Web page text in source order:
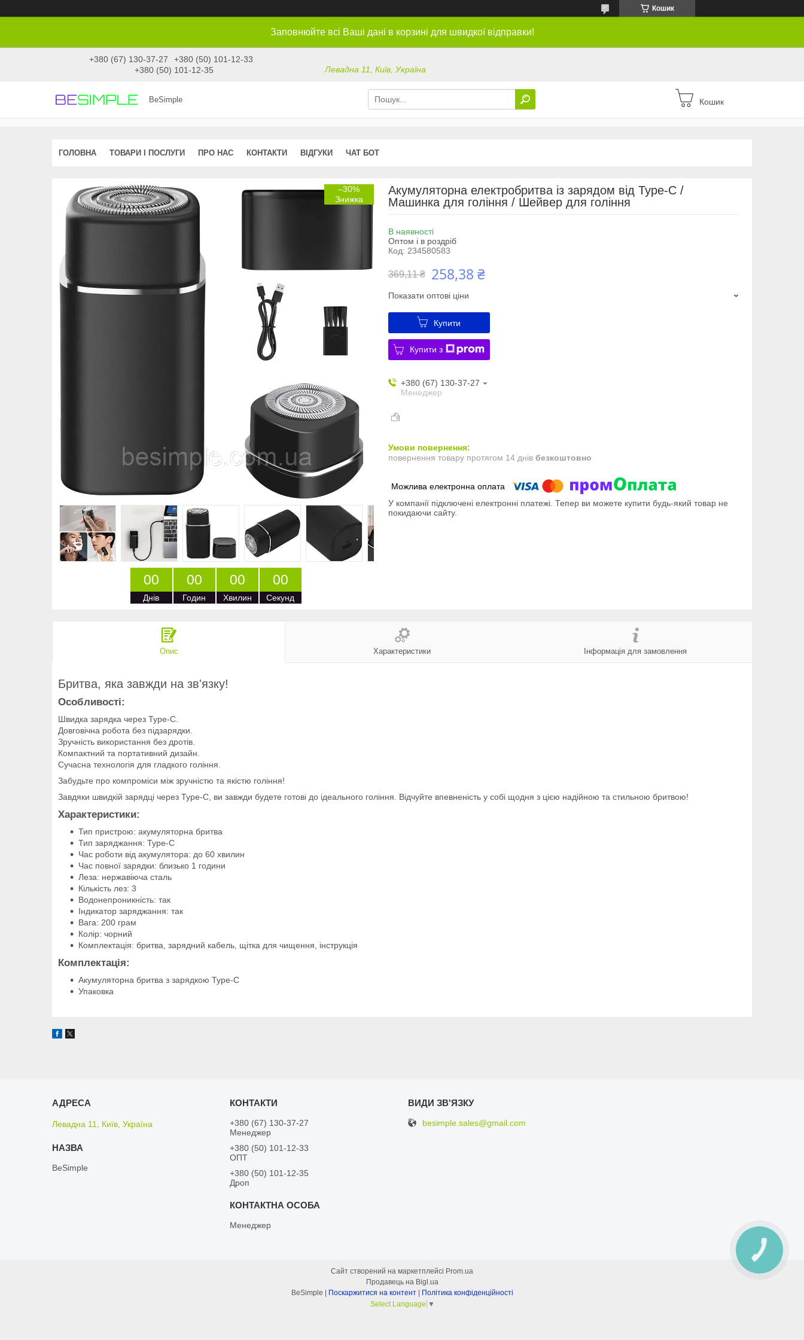
Кошик
Заповнюйте всі Ваші дані в корзині для швидкої відправки!
+380 (67) 130-37-27
+380 (50) 101-12-33
+380 (50) 101-12-35
Левадна 11, Київ, Україна
BeSimple Кошик
ГОЛОВНА ТОВАРИ І ПОСЛУГИ ПРО НАС КОНТАКТИ ВІДГУКИ ЧАТ БОТ
–30%
00
Днів
00
Годин
00
Хвилин
00
Секунд
Акумуляторна електробритва із зарядом від Type-C /
Машинка для гоління / Шейвер для гоління
В наявності
Оптом і в роздріб
Код: 234580583
369,11 ₴ 258,38 ₴
Показати оптові ціни
Купити
Купити з
+380 (67) 130-37-27
Менеджер
повернення товару протягом 14 днів безкоштовно
У компанії підключені електронні платежі. Тепер ви можете купити будь-який товар не
покидаючи сайту.
Опис Характеристики Інформація для замовлення
Бритва, яка завжди на зв'язку!
Особливості:
Швидка зарядка через Type-C.
Довговічна робота без підзарядки.
Зручність використання без дротів.
Компактний та портативний дизайн.
Сучасна технологія для гладкого гоління.
Забудьте про компроміси між зручністю та якістю гоління!
Завдяки швидкій зарядці через Type-C, ви завжди будете готові до ідеального гоління. Відчуйте впевненість у собі щодня з цією надійною та стильною бритвою!
Характеристики:
Тип пристрою: акумуляторна бритва
Тип заряджання: Type-C
Час роботи від акумулятора: до 60 хвилин
Час повної зарядки: близько 1 години
Леза: нержавіюча сталь
Кількість лез: 3
Водонепроникність: так
Індикатор заряджання: так
Вага: 200 грам
Колір: чорний
Комплектація: бритва, зарядний кабель, щітка для чищення, інструкція
Комплектація:
Акумуляторна бритва з зарядкою Type-C
Упаковка
Левадна 11, Київ, Україна
BeSimple
+380 (67) 130-37-27
Менеджер
+380 (50) 101-12-33
ОПТ
+380 (50) 101-12-35
Дроп
Менеджер
besimple.sales@gmail.com
Сайт створений на маркетплейсі Prom.ua
Продавець на Bigl.ua
BeSimple | Поскаржитися на контент | Політика конфіденційності
Select Language ▼
КНОПКА
ЗВ'ЯЗКУ